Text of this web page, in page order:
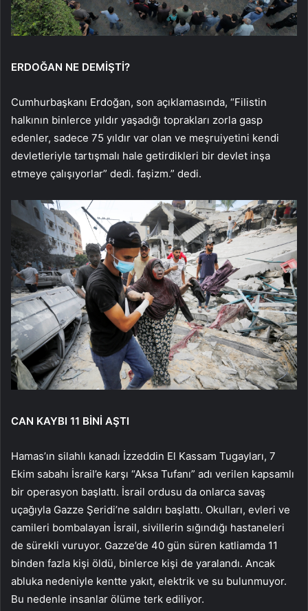
ERDOĞAN NE DEMİŞTİ?
Cumhurbaşkanı Erdoğan, son açıklamasında, “Filistin
halkının binlerce yıldır yaşadığı toprakları zorla gasp
edenler, sadece 75 yıldır var olan ve meşruiyetini kendi
devletleriyle tartışmalı hale getirdikleri bir devlet inşa
etmeye çalışıyorlar” dedi. faşizm.” dedi.
CAN KAYBI 11 BİNİ AŞTI
Hamas’ın silahlı kanadı İzzeddin El Kassam Tugayları, 7
Ekim sabahı İsrail’e karşı “Aksa Tufanı” adı verilen kapsamlı
bir operasyon başlattı. İsrail ordusu da onlarca savaş
uçağıyla Gazze Şeridi’ne saldırı başlattı. Okulları, evleri ve
camileri bombalayan İsrail, sivillerin sığındığı hastaneleri
de sürekli vuruyor. Gazze’de 40 gün süren katliamda 11
binden fazla kişi öldü, binlerce kişi de yaralandı. Ancak
abluka nedeniyle kentte yakıt, elektrik ve su bulunmuyor.
Bu nedenle insanlar ölüme terk ediliyor.